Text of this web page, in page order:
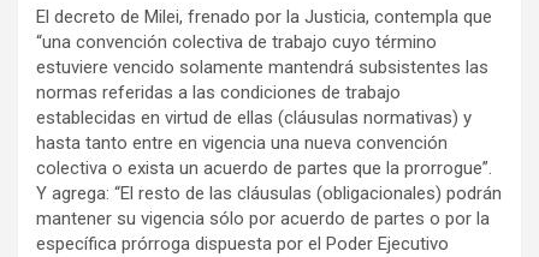
El decreto de Milei, frenado por la Justicia, contempla que
“una convención colectiva de trabajo cuyo término
estuviere vencido solamente mantendrá subsistentes las
normas referidas a las condiciones de trabajo
establecidas en virtud de ellas (cláusulas normativas) y
hasta tanto entre en vigencia una nueva convención
colectiva o exista un acuerdo de partes que la prorrogue”.
Y agrega: “El resto de las cláusulas (obligacionales) podrán
mantener su vigencia sólo por acuerdo de partes o por la
específica prórroga dispuesta por el Poder Ejecutivo